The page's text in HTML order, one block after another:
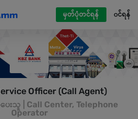
မှတ်ပုံတင်ရန် ၀င်ရန်
Officer (Call Agent)
ေးသူ | Call Center, Telephone
Operator